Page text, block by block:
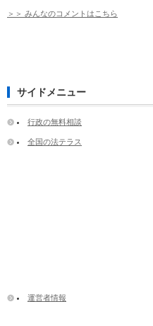
＞＞ みんなのコメントはこちら
サイドメニュー
行政の無料相談
全国の法テラス
運営者情報